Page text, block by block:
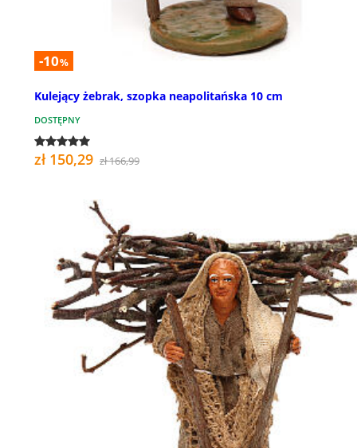
-10%
Kulejący żebrak, szopka neapolitańska 10 cm
DOSTĘPNY
zł 150,29 zł 166,99